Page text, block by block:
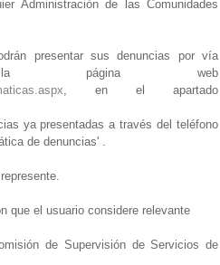
Administración de las Comunidades
presentar sus denuncias por vía
página web
, en el apartado
ya presentadas a través del teléfono
de denuncias' .
que el usuario considere relevante
de Supervisión de Servicios de